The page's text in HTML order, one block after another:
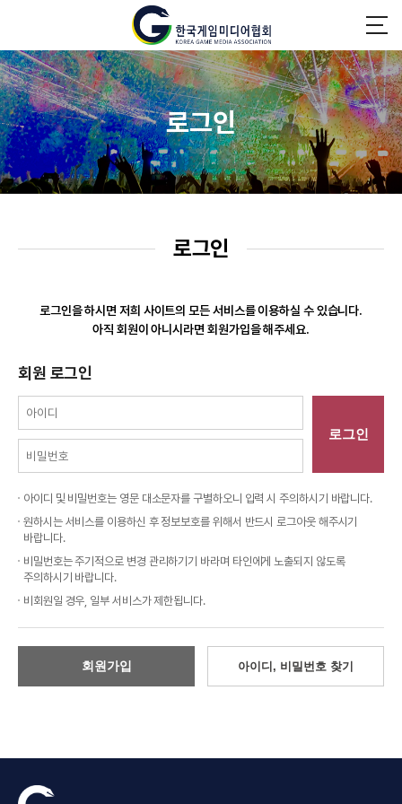
로그인
로그인
로그인을 하시면 저희 사이트의 모든 서비스를 이용하실 수 있습니다.
아직 회원이 아니시라면 회원가입을 해주세요.
회원 로그인
로그인
아이디 및 비밀번호는 영문 대소문자를 구별하오니 입력 시 주의하시기 바랍니다.
원하시는 서비스를 이용하신 후 정보보호를 위해서 반드시 로그아웃 해주시기
바랍니다.
비밀번호는 주기적으로 변경 관리하기기 바라며 타인에게 노출되지 않도록
주의하시기 바랍니다.
비회원일 경우, 일부 서비스가 제한됩니다.
회원가입 아이디, 비밀번호 찾기